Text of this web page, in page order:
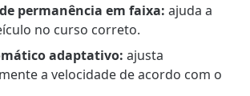
permanência em faixa: ajuda a
no curso correto.
adaptativo: ajusta
a velocidade de acordo com o